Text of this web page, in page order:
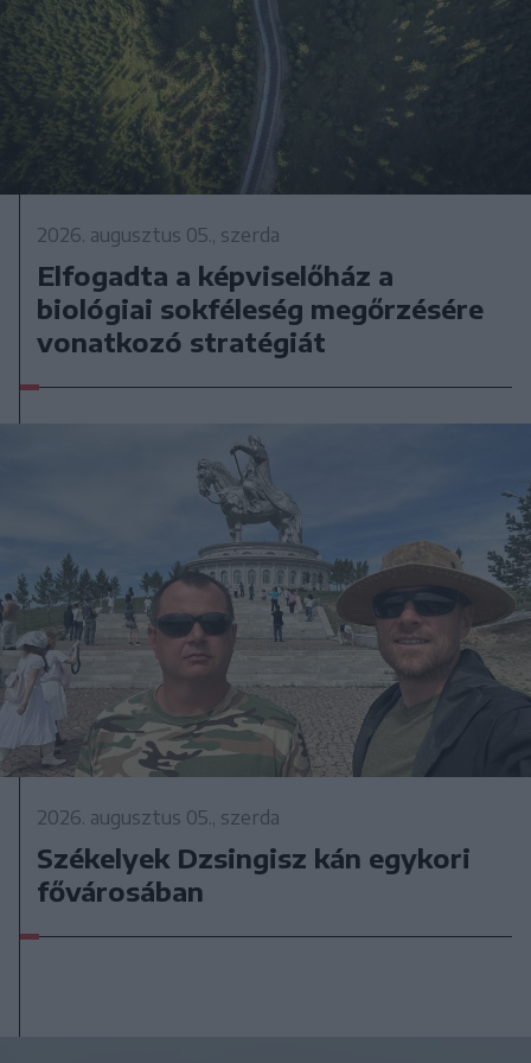
2026. augusztus 05., szerda
Elfogadta a képviselőház a
biológiai sokféleség megőrzésére
vonatkozó stratégiát
2026. augusztus 05., szerda
Székelyek Dzsingisz kán egykori
fővárosában